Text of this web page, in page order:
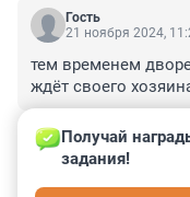
Гость
21 ноября 2024,
тем временем
ждёт своего
ОТВЕТИТЬ
Гость
Получай
задания!